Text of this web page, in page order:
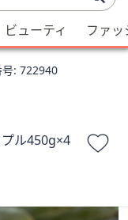
ビューティ ファ
: 722940
ル450g×4